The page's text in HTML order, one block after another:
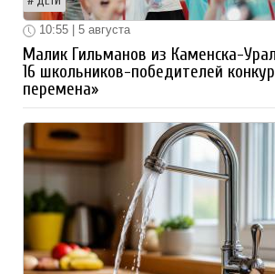
10:55 | 5 августа
Малик Гильманов из Каменска-
16 школьников-победителей
перемена»